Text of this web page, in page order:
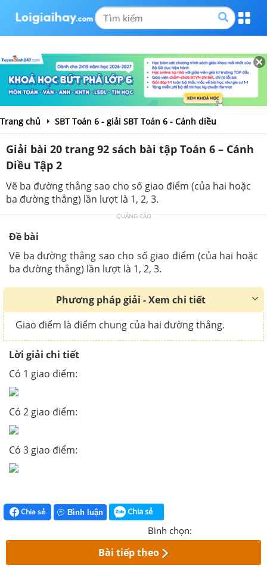
Trang chủ SBT Toán 6 - giải SBT Toán 6 - Cánh diều
Giải bài 20 trang 92 sách bài tập Toán 6 – Cánh
Diều Tập 2
Vẽ ba đường thẳng sao cho số giao điểm (của hai hoặc
ba đường thẳng) lần lượt là 1, 2, 3.
QUẢNG CÁO
Đề bài
Vẽ ba đường thẳng sao cho số giao điểm (của hai hoặc
ba đường thẳng) lần lượt là 1, 2, 3.
Phương pháp giải - Xem chi tiết
Giao điểm là điểm chung của hai đường thẳng.
Lời giải chi tiết
Có 1 giao điểm:
Có 2 giao điểm:
Có 3 giao điểm:
Chia sẻ Bình luận Chia sẻ
Bình chọn:
Bài tiếp theo